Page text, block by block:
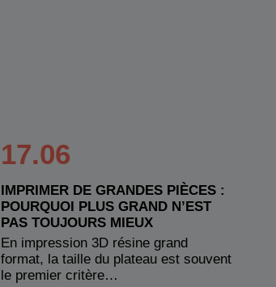
17.06
IMPRIMER DE GRANDES PIÈCES :
POURQUOI PLUS GRAND N’EST
PAS TOUJOURS MIEUX
En impression 3D résine grand
format, la taille du plateau est souvent
le premier critère…